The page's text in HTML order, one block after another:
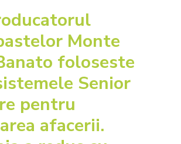
Monte
foloseste
Senior
pentru
afacerii.